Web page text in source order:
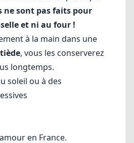
ne sont pas faits pour
et ni au four !
à la main dans une
, vous les conserverez
longtemps.
soleil ou à des
en France.